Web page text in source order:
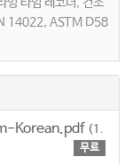
14022, ASTM D58
Korean.pdf (1.
무료